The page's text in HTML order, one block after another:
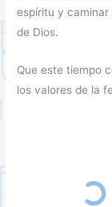
espíritu y caminar
de Dios.
Que este tiempo
los valores de la